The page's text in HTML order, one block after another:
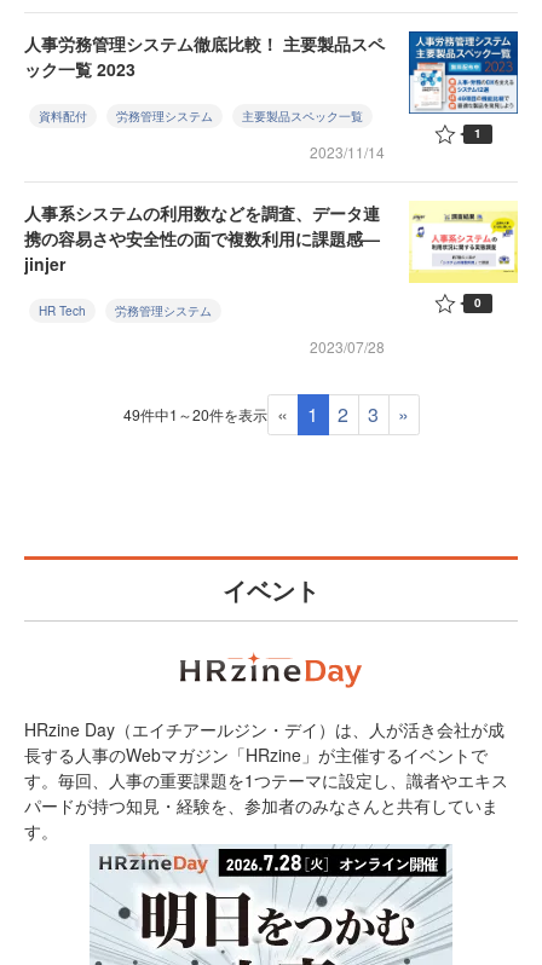
人事労務管理システム徹底比較！ 主要製品スペ
ック一覧 2023
資料配付 労務管理システム 主要製品スペック一覧
2023/11/14
1
人事系システムの利用数などを調査、データ連
携の容易さや安全性の面で複数利用に課題感—
jinjer
HR Tech 労務管理システム
2023/07/28
0
49件中1～20件を表示 « 1 2 3 »
イベント
HRzine Day（エイチアールジン・デイ）は、人が活き会社が成
長する人事のWebマガジン「HRzine」が主催するイベントで
す。毎回、人事の重要課題を1つテーマに設定し、識者やエキス
パードが持つ知見・経験を、参加者のみなさんと共有していま
す。